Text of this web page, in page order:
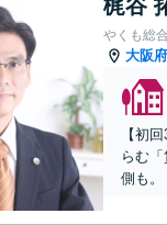
梶谷
やくも総
大阪府
【初
らむ
側も。